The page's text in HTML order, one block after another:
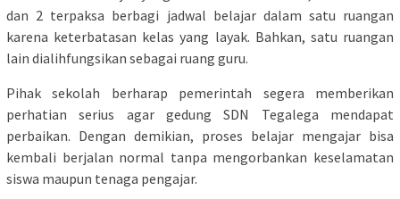
dan 2 terpaksa berbagi jadwal belajar dalam satu ruangan
karena keterbatasan kelas yang layak. Bahkan, satu ruangan
lain dialihfungsikan sebagai ruang guru.
Pihak sekolah berharap pemerintah segera memberikan
perhatian serius agar gedung SDN Tegalega mendapat
perbaikan. Dengan demikian, proses belajar mengajar bisa
kembali berjalan normal tanpa mengorbankan keselamatan
siswa maupun tenaga pengajar.